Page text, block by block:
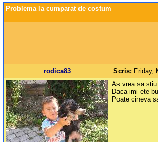
Problema la cumparat de costum
rodica83 Scris: Friday,
As vrea sa
Daca imi ete
Poate cineva